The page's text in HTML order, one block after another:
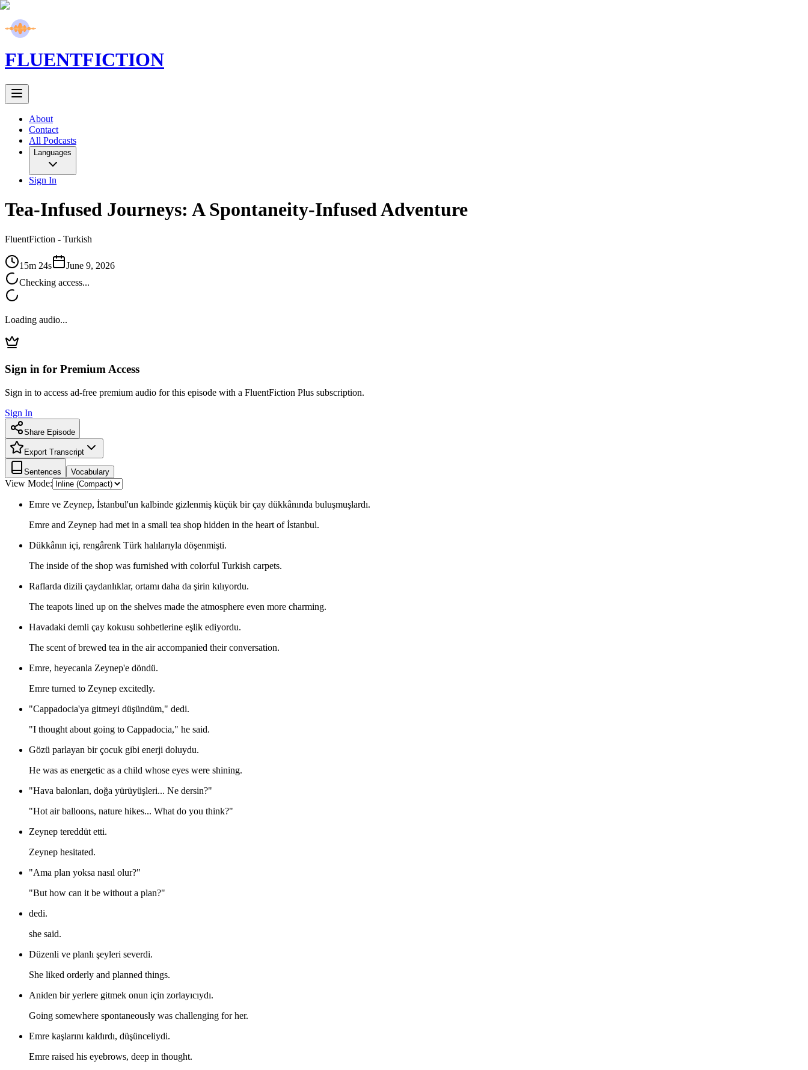
FLUENTFICTION
About
Contact
All Podcasts
Languages
Sign In
Tea-Infused Journeys: A Spontaneity-Infused Adventure
FluentFiction - Turkish
15m 24s
June 9, 2026
Checking access...
Loading audio...
Sign in for Premium Access
Sign in to access ad-free premium audio for this episode with a FluentFiction Plus subscription.
Sign In
Share Episode
Export Transcript
Sentences Vocabulary
View Mode:
Emre ve Zeynep, İstanbul'un kalbinde gizlenmiş küçük bir çay dükkânında buluşmuşlardı.
Emre and Zeynep had met in a small tea shop hidden in the heart of İstanbul.
Dükkânın içi, rengârenk Türk halılarıyla döşenmişti.
The inside of the shop was furnished with colorful Turkish carpets.
Raflarda dizili çaydanlıklar, ortamı daha da şirin kılıyordu.
The teapots lined up on the shelves made the atmosphere even more charming.
Havadaki demli çay kokusu sohbetlerine eşlik ediyordu.
The scent of brewed tea in the air accompanied their conversation.
Emre, heyecanla Zeynep'e döndü.
Emre turned to Zeynep excitedly.
"Cappadocia'ya gitmeyi düşündüm," dedi.
"I thought about going to Cappadocia," he said.
Gözü parlayan bir çocuk gibi enerji doluydu.
He was as energetic as a child whose eyes were shining.
"Hava balonları, doğa yürüyüşleri... Ne dersin?"
"Hot air balloons, nature hikes... What do you think?"
Zeynep tereddüt etti.
Zeynep hesitated.
"Ama plan yoksa nasıl olur?"
"But how can it be without a plan?"
dedi.
she said.
Düzenli ve planlı şeyleri severdi.
She liked orderly and planned things.
Aniden bir yerlere gitmek onun için zorlayıcıydı.
Going somewhere spontaneously was challenging for her.
Emre kaşlarını kaldırdı, düşünceliydi.
Emre raised his eyebrows, deep in thought.